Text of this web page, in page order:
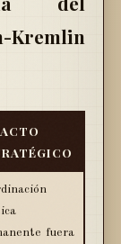
Kremlin
fuera